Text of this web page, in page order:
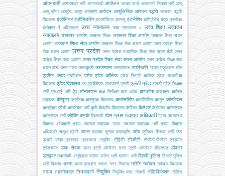
आंगनबाड़ी आंगनबाड़ी भर्ती आंगनवाड़ी आंदोलन आधार कार्ड आबकारी सिपाही भर्ती आयु
आयु सीमा आयुर्वेद आयुष आरक्षण आवेदन आशुलिपिक आश्रम पद्धति आश्रम पद्धति
विद्यालय इंजीनियर इंजीनियरिंग इंटरमीडिएट इंटरव्यू इंटर्नशिप इंटीग्रेटेड बीएड इस्तीफा
इंस्पेक्टर ई अधियाचन उच्च न्यायालय उच्च न्यायालय z उच्च शिक्षा उच्चतम
न्यायालय उच्चतर आयोग उच्चतर शिक्षा उच्चतर शिक्षा आयोग उच्चतर शिक्षा चयन
आयोग उच्चतर शिक्षा सेवा आयोग उच्चतर शिक्षा सेवा चयन आयोग उतर प्रदेश शिक्षा
सेवा चयन आयोग उत्तर प्रदेश उत्तर प्रदेश माध्यमिक शिक्षा सेवा चयन बोर्ड उत्तर
प्रदेश शिक्षा सेवा आयोग उत्तर प्रदेश शिक्षा सेवा चयन आयोग उत्तर प्रदेश शिक्षा सेवा
चयन बोर्ड उत्तर माला उत्तरकुंजी उत्तरमाला उत्तराखण्ड उपस्थिति उप्पस एजूकेशन लोन
एडमिट कार्ड एडमिशन एडेड एडेड कॉलेज एडेड डिग्री कॉलेज एडेड माध्यमिक
विद्यालय एडेड विद्यालय एप एमबीबीएस एयरफोर्स एलटी एलटी ग्रेड एलटी ग्रेड शिक्षक
भर्ती एसआई भर्ती ऐप ऑनलाइन कक्ष निरीक्षण कट ऑफ कटऑफ कंडक्टर कनिष्ठ
सहायक कंप्यूटर कर्नाटक कस्तूरबा विद्यालय काउंसलिंग काउंसिलिंग कानून कांस्टेबल
कांस्टेबल जीडी कांस्टेबल भर्ती कृषि केंद्रीय विद्यालय कैरियर कैलेंडर कैलेण्डर कॉन्स्टेबल
कॉन्स्टेबल भर्ती कोचिंग क्लर्क खिलाड़ी खेल ग्राम पंचायत अधिकारी ग्राम पंचायत व
विकास अधिकारी ग्राम पंचायत सहायक ग्राम पंचायत सहायक भर्ती ग्राम विकास
अधिकारी चतुर्थ श्रेणी चयन चालक चुनाव छात्रवृत्ति जांच जूनियर शिक्षक भर्ती जेल
प्रहरी
जॉब्स झारखंड झारखण्ड टाइपिंग टीईटी टीजीटी टीजीटी-पीजीटी
ट्रेडमैन
ट्रेडसमैन डाक सेवक डाटा इंट्री ऑपरेटर डाटा एंट्री ऑपरेटर डीएलएड डॉक्टर
ड्राइवर तकनीकी अनुदेशक दरोगा दरोगा भर्ती दारोगा भर्ती दिल्ली पुलिस दिल्ली पुलिस
भर्ती दिव्यांग धरना धरना-प्रदर्शन नकल नगर निकाय नर्सिंग नवोदय नवोदय विद्यालय
नायब तहसीलदार नियमावली नियुक्ति नियुक्ति पत्र नोकरी नोटिफिकेशन नोटिस